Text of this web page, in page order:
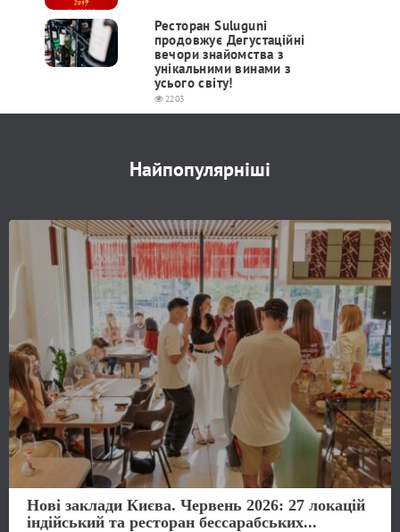
Ресторан Suluguni
продовжує Дегустаційні
вечори знайомства з
унікальними винами з
усього світу!
2203
Найпопулярніші
Нові заклади Києва. Червень 2026: 27 локацій
індійський та ресторан бессарабських...